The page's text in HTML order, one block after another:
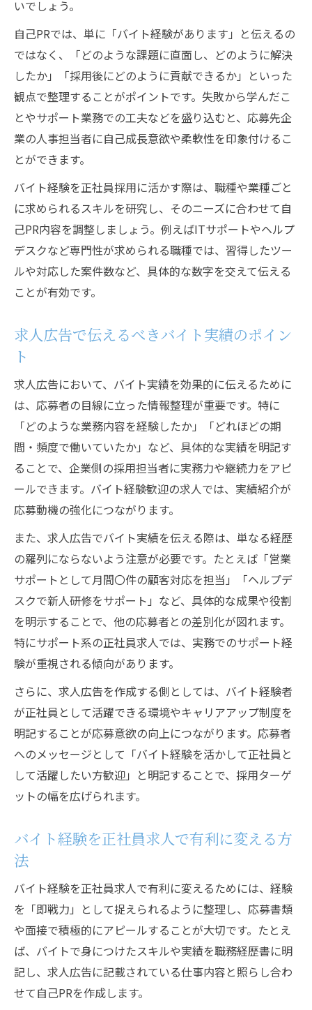
いでしょう。
自己PRでは、単に「バイト経験があります」と伝えるの
ではなく、「どのような課題に直面し、どのように解決
したか」「採用後にどのように貢献できるか」といった
観点で整理することがポイントです。失敗から学んだこ
とやサポート業務での工夫などを盛り込むと、応募先企
業の人事担当者に自己成長意欲や柔軟性を印象付けるこ
とができます。
バイト経験を正社員採用に活かす際は、職種や業種ごと
に求められるスキルを研究し、そのニーズに合わせて自
己PR内容を調整しましょう。例えばITサポートやヘルプ
デスクなど専門性が求められる職種では、習得したツー
ルや対応した案件数など、具体的な数字を交えて伝える
ことが有効です。
求人広告で伝えるべきバイト実績のポイン
ト
求人広告において、バイト実績を効果的に伝えるために
は、応募者の目線に立った情報整理が重要です。特に
「どのような業務内容を経験したか」「どれほどの期
間・頻度で働いていたか」など、具体的な実績を明記す
ることで、企業側の採用担当者に実務力や継続力をアピ
ールできます。バイト経験歓迎の求人では、実績紹介が
応募動機の強化につながります。
また、求人広告でバイト実績を伝える際は、単なる経歴
の羅列にならないよう注意が必要です。たとえば「営業
サポートとして月間〇件の顧客対応を担当」「ヘルプデ
スクで新人研修をサポート」など、具体的な成果や役割
を明示することで、他の応募者との差別化が図れます。
特にサポート系の正社員求人では、実務でのサポート経
験が重視される傾向があります。
さらに、求人広告を作成する側としては、バイト経験者
が正社員として活躍できる環境やキャリアアップ制度を
明記することが応募意欲の向上につながります。応募者
へのメッセージとして「バイト経験を活かして正社員と
して活躍したい方歓迎」と明記することで、採用ターゲ
ットの幅を広げられます。
バイト経験を正社員求人で有利に変える方
法
バイト経験を正社員求人で有利に変えるためには、経験
を「即戦力」として捉えられるように整理し、応募書類
や面接で積極的にアピールすることが大切です。たとえ
ば、バイトで身につけたスキルや実績を職務経歴書に明
記し、求人広告に記載されている仕事内容と照らし合わ
せて自己PRを作成します。